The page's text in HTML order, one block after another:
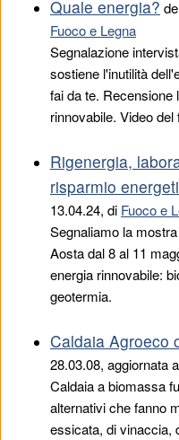
Quale energia?
Fuoco e Legna
Segnalazione
sostiene l'inutilità
fai da te. Recensione
rinnovabile. Video
Rigenergia,
risparmio
13.04.24, di Fuoco e
Segnaliamo la
Aosta dal 8 al 11
energia rinnovabile:
geotermia.
Caldaia Agroeco
28.03.08, aggiornata
Caldaia a biomassa
alternativi che fanno
essicata, di vinaccia,